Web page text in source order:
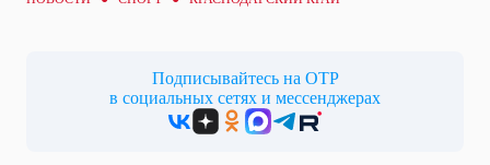
Подписывайтесь на ОТР
в социальных сетях и мессенджерах